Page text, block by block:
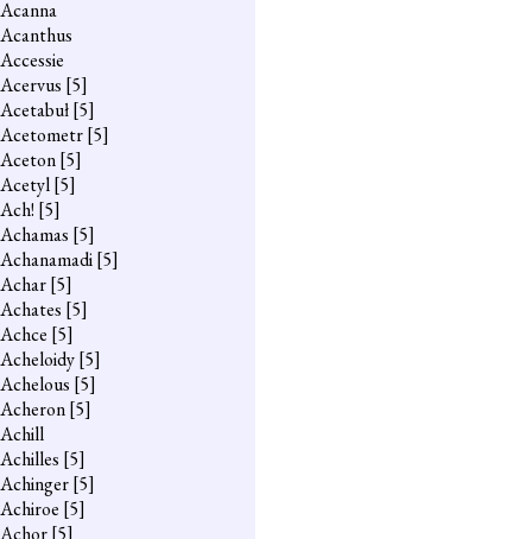
Acanna
Acanthus
Accessie
Acervus [5]
Acetabuł[5]
Acetometr[5]
Aceton[5]
Acetyl[5]
Ach! [5]
Achamas [5]
Achanamadi[5]
Achar[5]
Achates [5]
Achce [5]
Acheloidy[5]
Achelous [5]
Acheron[5]
Achill
Achilles [5]
Achinger[5]
Achiroe [5]
Achor[5]